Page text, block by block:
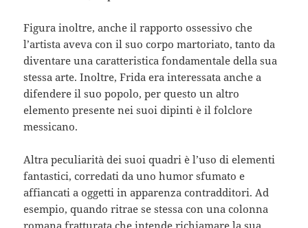
Figura inoltre, anche il rapporto ossessivo che
l’artista aveva con il suo corpo martoriato, tanto da
diventare una caratteristica fondamentale della sua
stessa arte. Inoltre, Frida era interessata anche a
difendere il suo popolo, per questo un altro
elemento presente nei suoi dipinti è il folclore
messicano.
Altra peculiarità dei suoi quadri è l’uso di elementi
fantastici, corredati da uno humor sfumato e
affiancati a oggetti in apparenza contradditori. Ad
esempio, quando ritrae se stessa con una colonna
romana fratturata che intende richiamare la sua